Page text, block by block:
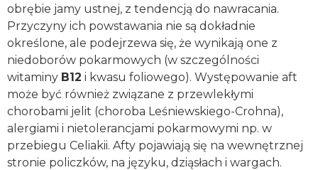
obrębie jamy ustnej, z tendencją do nawracania.
Przyczyny ich powstawania nie są dokładnie
określone, ale podejrzewa się, że wynikają one z
niedoborów pokarmowych (w szczególności
witaminy B12 i kwasu foliowego). Występowanie aft
może być również związane z przewlekłymi
chorobami jelit (choroba Leśniewskiego-Crohna),
alergiami i nietolerancjami pokarmowymi np. w
przebiegu Celiakii. Afty pojawiają się na wewnętrznej
stronie policzków, na języku, dziąsłach i wargach.